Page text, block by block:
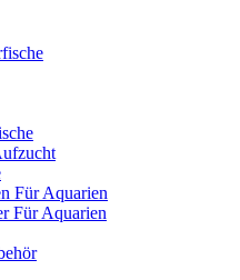
Für Aquarien
Für Aquarien